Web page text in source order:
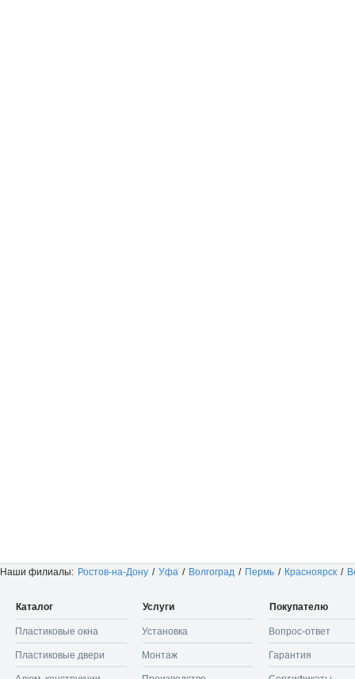
Каталог
Пластиковые окна
Пластиковые двери
Услуги
Установка
Монтаж
Покупателю
Вопрос-ответ
Гарантия
Наши филиалы: Ростов-на-Дону / Уфа / Волгоград / Пермь / Красноярск /